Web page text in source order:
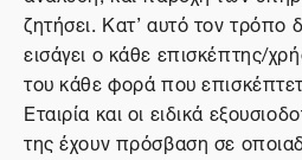
ζητήσει. Κατ’ αυτό τον τρόπο
εισάγει ο κάθε επισκέπτης/
του κάθε φορά που
Εταιρία και οι ειδικά
της έχουν πρόσβαση σε